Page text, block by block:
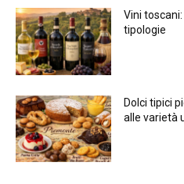
Vini
tipologie
Dolci tipici
alle varietà